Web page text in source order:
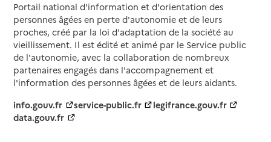
Portail national d'information et d'orientation des
personnes âgées en perte d'autonomie et de leurs
proches, créé par la loi d'adaptation de la société au
vieillissement. Il est édité et animé par le Service public
de l'autonomie, avec la collaboration de nombreux
partenaires engagés dans l'accompagnement et
l'information des personnes âgées et de leurs aidants.
info.gouv.fr
service-public.fr
legifrance.gouv.fr
data.gouv.fr